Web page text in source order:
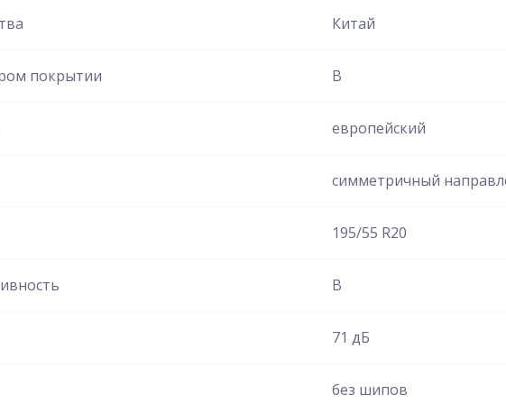
Китай
покрытии B
европейский
симметричный
195/55 R20
B
71 дБ
без шипов